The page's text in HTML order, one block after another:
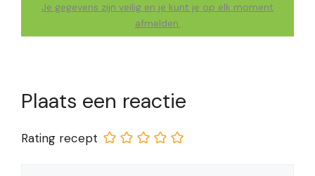
Je gegevens zijn veilig en je kunt je op elk moment
afmelden.
Plaats een reactie
Rating recept